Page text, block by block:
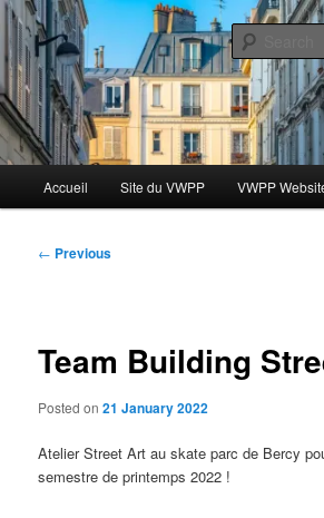
Skip
primary
contentBlog VWPP
Le blog des étudiants du Vassar-Wesleyan
Accueil Site du VWPP VWPP
Post
← Previous
Team Building
Posted on21 January 2022
Atelier Street Art au skate parc de Bercy
semestre de printemps 2022 !